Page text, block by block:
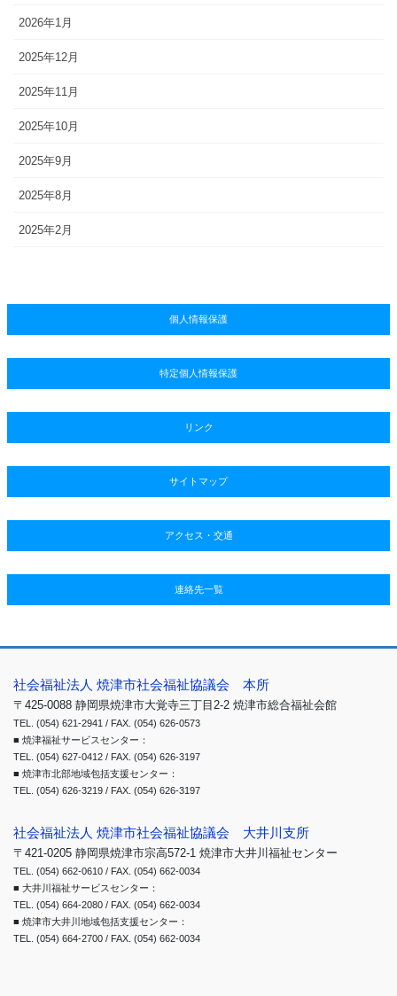
2026年1月
2025年12月
2025年11月
2025年10月
2025年9月
2025年8月
2025年2月
個人情報保護
特定個人情報保護
リンク
サイトマップ
アクセス・交通
連絡先一覧
社会福祉法人 焼津市社会福祉協議会 本所
〒425-0088 静岡県焼津市大覚寺三丁目2-2 焼津市総合福祉会館
TEL. (054) 621-2941 / FAX. (054) 626-0573
■ 焼津福祉サービスセンター：
TEL. (054) 627-0412 / FAX. (054) 626-3197
■ 焼津市北部地域包括支援センター：
TEL. (054) 626-3219 / FAX. (054) 626-3197
社会福祉法人 焼津市社会福祉協議会 大井川支所
〒421-0205 静岡県焼津市宗高572-1 焼津市大井川福祉センター
TEL. (054) 662-0610 / FAX. (054) 662-0034
■ 大井川福祉サービスセンター：
TEL. (054) 664-2080 / FAX. (054) 662-0034
■ 焼津市大井川地域包括支援センター：
TEL. (054) 664-2700 / FAX. (054) 662-0034